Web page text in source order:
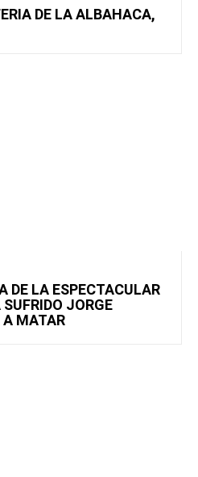
DE LA ALBAHACA,
DE LA ESPECTACULAR
JORGE
A MATAR